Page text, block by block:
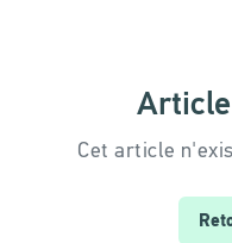
Cet article